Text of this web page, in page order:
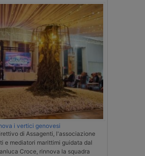
i vertici genovesi
di Assagenti, l'associazione
e mediatori marittimi guidata dal
Croce, rinnova la squadra